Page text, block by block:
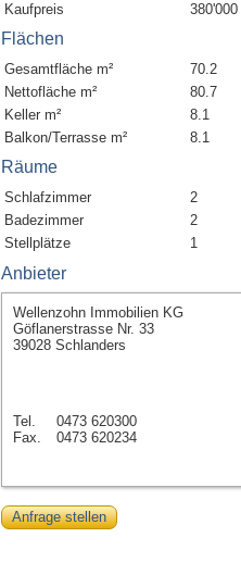
Kaufpreis 380'000
Flächen
Gesamtfläche m²
70.2
Nettofläche m²
80.7
Keller m²
8.1
Balkon/Terrasse m²
8.1
Räume
Schlafzimmer
2
Badezimmer
2
Stellplätze
1
Anbieter
Wellenzohn Immobilien KG
Göflanerstrasse Nr. 33
39028 Schlanders
Tel.
0473 620300
Fax.
0473 620234
Anfrage stellen